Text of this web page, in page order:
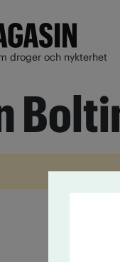
droger och nykterhet